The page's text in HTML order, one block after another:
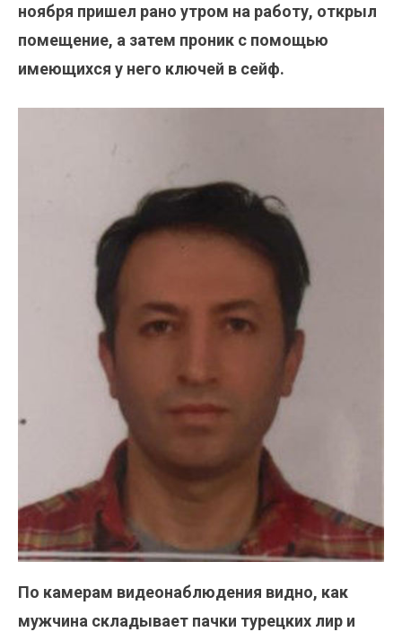
ноября пришел рано утром на работу, открыл
помещение, а затем проник с помощью
имеющихся у него ключей в сейф.
По камерам видеонаблюдения видно, как
мужчина складывает пачки турецких лир и